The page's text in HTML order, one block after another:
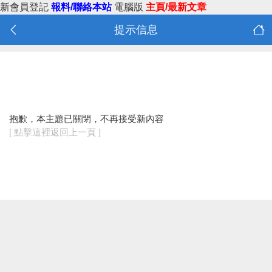
新會員登記 報料/聯絡本站 電腦版 主頁/最新文章
提示信息
抱歉，本主題已關閉，不再接受新內容
[ 點擊這裡返回上一頁 ]